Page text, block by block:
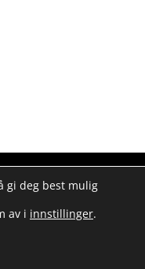
MVA | Vestre Rosten 81,
gi deg best mulig
av i innstillinger.